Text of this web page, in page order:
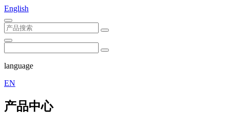
English
language
EN
产品中心